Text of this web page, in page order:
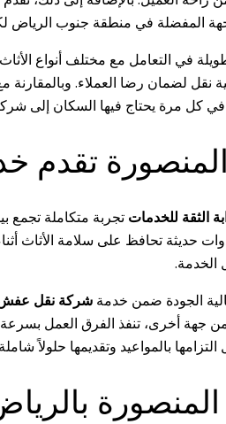
المفضلة في منطقة جنوب
في التعامل مع مختلف أنواع
لضمان رضا العملاء. وبالمقارنة
كل مرة يحتاج فيها السكان إلى
تقدم
الثقة للخدمات تجربة متكاملة تجمع
حديثة تحافظ على سلامة الأثاث
الخدمة.
الجودة ضمن خدمة شركة نقل عفش
ومن جهة أخرى، تنفذ الفرق العمل
التزامها بالمواعيد وتقديمها